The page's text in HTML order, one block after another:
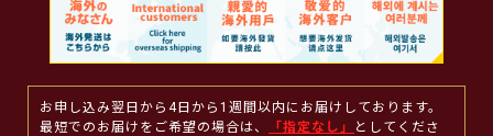
お申し込み翌日から4日から1週間以内にお届けしております。
最短でのお届けをご希望の場合は、
「指定なし」
としてくださ